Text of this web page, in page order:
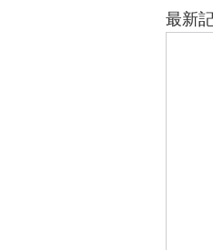
最新